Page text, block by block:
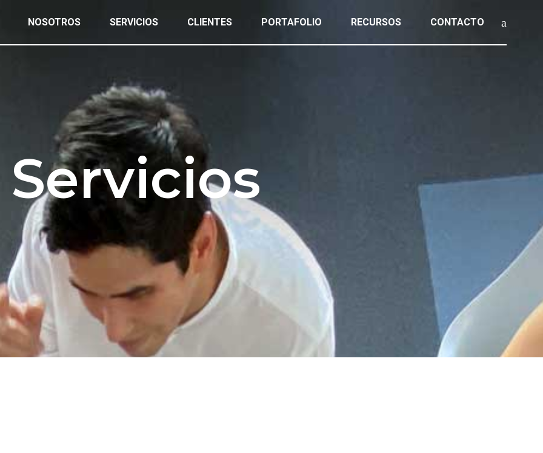
NOSOTROS SERVICIOS CLIENTES PORTAFOLIO RECURSOS CONTACTO
Servicios